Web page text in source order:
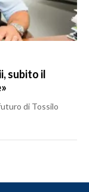
subito il
di Tossilo